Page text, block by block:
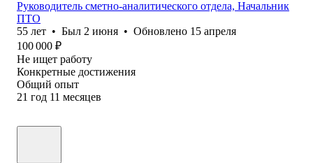
Руководитель сметно-аналитического отдела, Начальник
ПТО
55 лет • Был 2 июня • Обновлено 15 апреля
100 000 ₽
Не ищет работу
Конкретные достижения
Общий опыт
21 год 11 месяцев